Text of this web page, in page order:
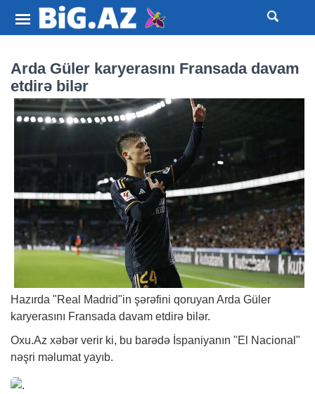
Arda Güler karyerasını Fransada davam
etdirə bilər
Hazırda "Real Madrid"in şərəfini qoruyan Arda Güler
karyerasını Fransada davam etdirə bilər.
Oxu.Az xəbər verir ki, bu barədə İspaniyanın "El Nacional"
nəşri məlumat yayıb.